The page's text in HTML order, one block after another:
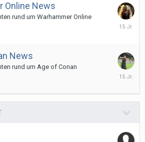
Online News
rund um Warhammer Online
16.
News
rund um Age of Conan
19.
2011